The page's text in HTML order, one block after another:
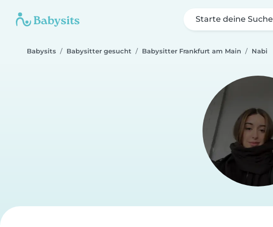
Starte deine Suche
Babysits Babysitter gesucht Babysitter Frankfurt am Main Nabi